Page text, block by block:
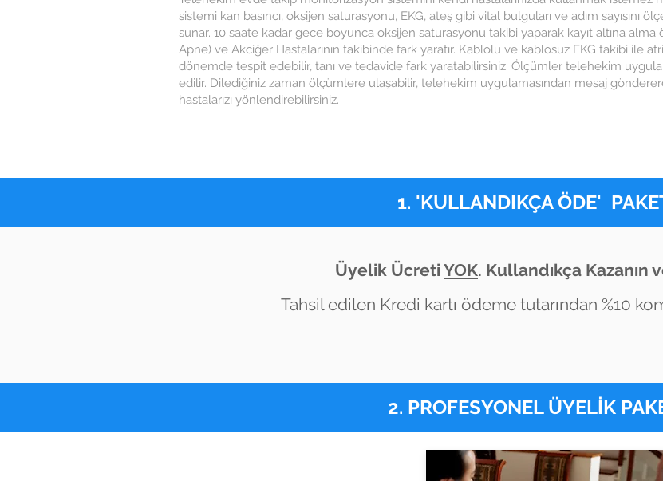
sistemi kan basıncı, oksijen saturasyonu, EKG, ateş gibi vital bulguları ve adım sayısını
sunar. 10 saate kadar gece boyunca oksijen saturasyonu takibi yaparak kayıt altına
Apne) ve Akciğer Hastalarının takibinde fark yaratır. Kablolu ve kablosuz EKG takibi ile
dönemde tespit edebilir, tanı ve tedavide fark yaratabilirsiniz. Ölçümler telehekim
edilir. Dilediğiniz zaman ölçümlere ulaşabilir, telehekim uygulamasından mesaj
hastalarızı yönlendirebilirsiniz.
'KULLANDIKÇA ÖDE'
Üyelik Ücreti YOK. Kullandıkça Kazanın
Tahsil edilen Kredi kartı ödeme tutarından %10
2. PROFESYONEL ÜYELİK